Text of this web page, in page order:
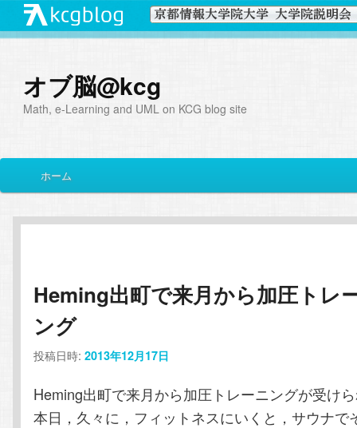
オブ脳@kcg
Math, e-Learning and UML on KCG blog site
イ
メ
イ
コ
ン
ン
サ
ブ
ン
テ
ツ
ホーム
Heming出町で来月から加圧トレ
ング
投稿日時:2013年12月17日
Heming出町で来月から加圧トレーニングが受け
本日，久々に，フィットネスにいくと，サウナで